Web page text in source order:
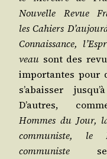
Nou­velle Revue
les Cahiers
Connais­sance,
veau sont des
impor­tantes pour
s’a­bais­ser
D’autres,
Hommes du Jour,
com­mu­niste, le
com­mu­niste